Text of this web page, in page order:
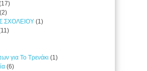
(2)
ΣΧΟΛΕΙΟΥ (1)
για Το Τρενάκι (1)
(6)